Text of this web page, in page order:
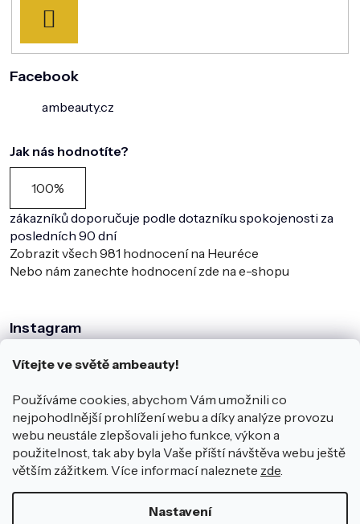
Vítejte ve světě ambeauty!
Používáme cookies, abychom Vám umožnili co
nejpohodlnější prohlížení webu a díky analýze provozu
webu neustále zlepšovali jeho funkce, výkon a
použitelnost, tak aby byla Vaše příští návštěva webu ještě
větším zážitkem. Více informací naleznete zde.
Nastavení
SE
Facebook
ambeauty.cz
Jak nás hodnotíte?
100%
zákazníků doporučuje podle dotazníku spokojenosti za
posledních 90 dní
Zobrazit všech 981 hodnocení na Heuréce
Nebo nám zanechte hodnocení zde na e-shopu
Instagram
Sledovat na Instagramu